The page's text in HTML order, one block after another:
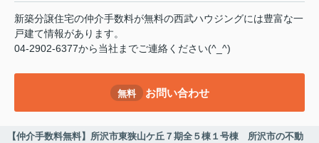
新築分譲住宅の仲介手数料が無料の西武ハウジングには豊富な一
戸建て情報があります。
04-2902-6377から当社までご連絡ください(^_^)
無料 お問い合わせ
【仲介手数料無料】所沢市東狭山ケ丘７期全５棟１号棟 所沢市の不動